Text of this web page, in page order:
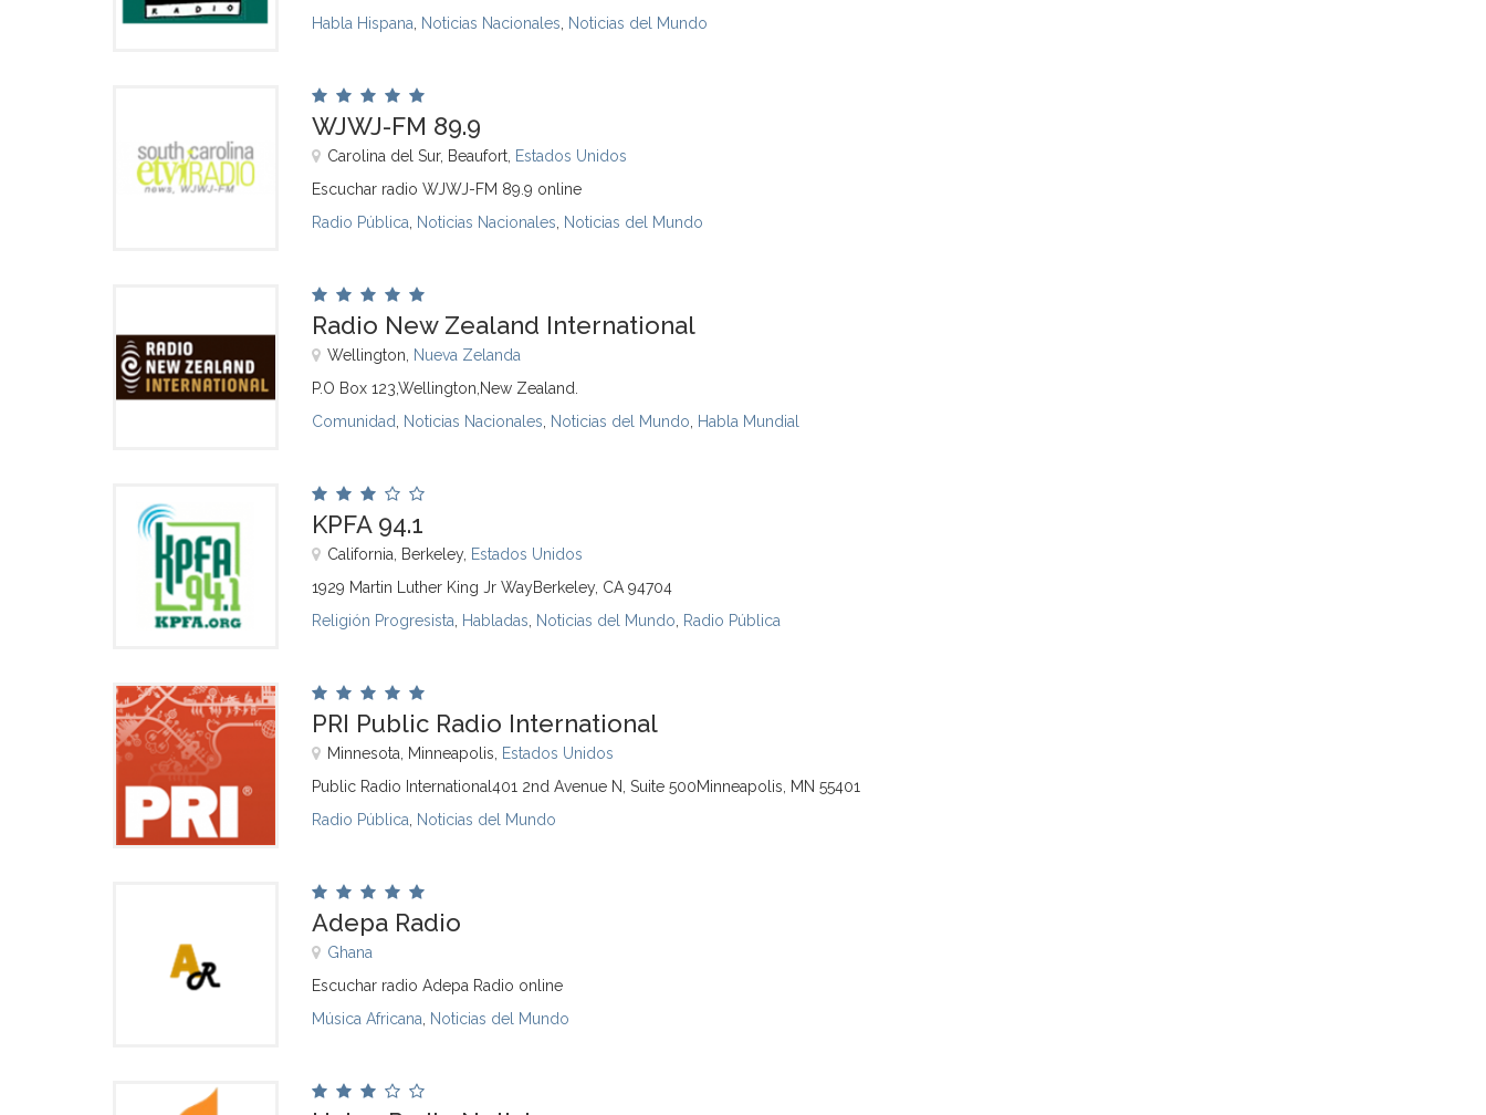
Habla Hispana
Noticias Nacionales Noticias del Mundo
WJWJ-FM 89.9
Carolina del Sur, Beaufort, Estados Unidos
Escuchar radio WJWJ-FM 89.9 online
Radio Pública
Noticias Nacionales Noticias del Mundo
Radio New Zealand International
Wellington,
Nueva Zelanda
P.O Box 123,Wellington,New Zealand.
Comunidad
Noticias Nacionales Noticias del Mundo Habla Mundial
KPFA 94.1
California, Berkeley, Estados Unidos
1929 Martin Luther King Jr WayBerkeley, CA 94704
Religión Progresista
Habladas Noticias del Mundo Radio Pública
PRI Public Radio International
Minnesota, Minneapolis,
Estados Unidos
Public Radio International401 2nd Avenue N, Suite 500Minneapolis, MN 55401
Radio Pública
Noticias del Mundo
Adepa Radio
Ghana
Escuchar radio Adepa Radio online
Música Africana
Noticias del Mundo